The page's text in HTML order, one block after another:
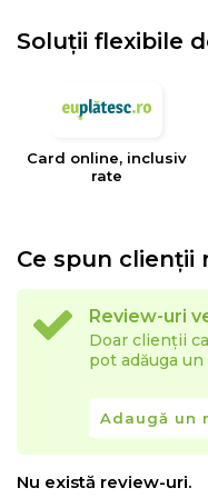
Gasindu-si inspiratia
Bedora isi impune
vine vorba despre
descoperirii unui
realizand cu pasiune
locuinte sofisticate.
Densitate: 2700 gsm.
Soluții flexibile
Card online, inclusiv
rate
Ce spun clienții
Review-uri
Doar clienții
pot adăuga
Adaugă un
Nu există review-uri.